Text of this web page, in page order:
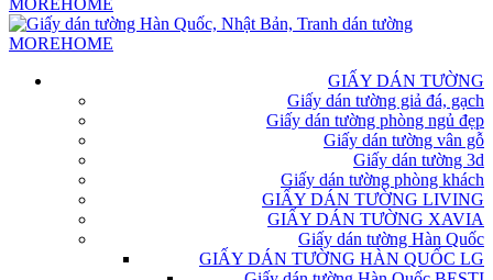
GIẤY DÁN TƯỜNG
Giấy dán tường giả đá, gạch
Giấy dán tường phòng ngủ đẹp
Giấy dán tường vân gỗ
Giấy dán tường 3d
Giấy dán tường phòng khách
GIẤY DÁN TƯỜNG LIVING
GIẤY DÁN TƯỜNG XAVIA
Giấy dán tường Hàn Quốc
GIẤY DÁN TƯỜNG HÀN QUỐC LG